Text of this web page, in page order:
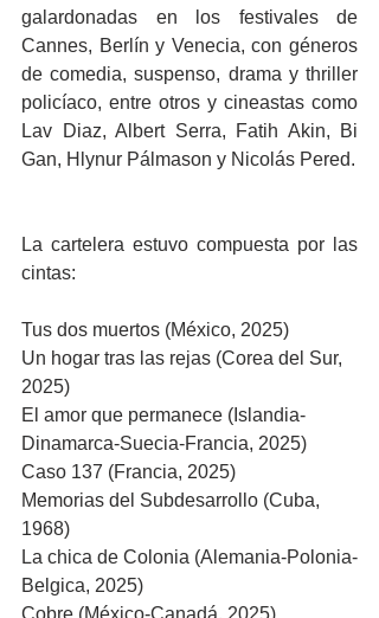
galardonadas en los festivales de
Cannes, Berlín y Venecia, con géneros
de comedia, suspenso, drama y thriller
policíaco, entre otros y cineastas como
Lav Diaz, Albert Serra, Fatih Akin, Bi
Gan, Hlynur Pálmason y Nicolás Pered.
La cartelera estuvo compuesta por las
cintas:
Tus dos muertos (México, 2025)
Un hogar tras las rejas (Corea del Sur,
2025)
El amor que permanece (Islandia-
Dinamarca-Suecia-Francia, 2025)
Caso 137 (Francia, 2025)
Memorias del Subdesarrollo (Cuba,
1968)
La chica de Colonia (Alemania-Polonia-
Belgica, 2025)
Cobre (México-Canadá, 2025)